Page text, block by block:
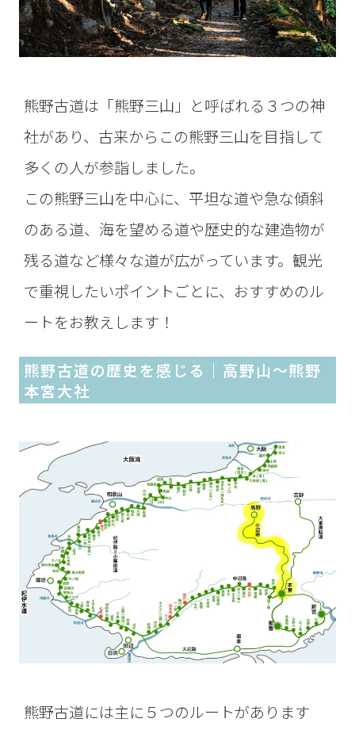
熊野古道は「熊野三山」と呼ばれる３つの神
社があり、古来からこの熊野三山を目指して
多くの人が参詣しました。
この熊野三山を中心に、平坦な道や急な傾斜
のある道、海を望める道や歴史的な建造物が
残る道など様々な道が広がっています。観光
で重視したいポイントごとに、おすすめのル
ートをお教えします！
熊野古道の歴史を感じる｜高野山〜熊野
本宮大社
熊野古道には主に５つのルートがあります